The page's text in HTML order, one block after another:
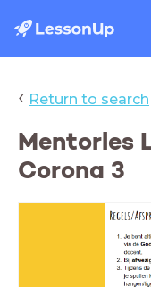
‹ Return to search
Mentorles
Corona 3